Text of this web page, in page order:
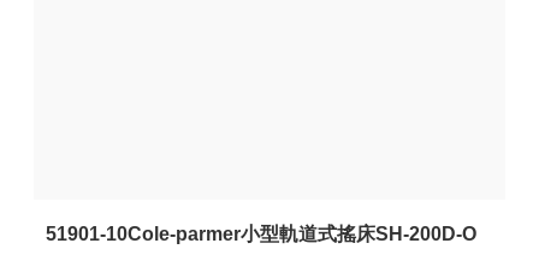
51901-10Cole-parmer小型軌道式搖床SH-200D-O